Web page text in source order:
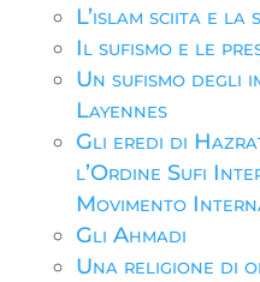
L’islam sciita e
Il sufismo e le
Un sufismo degli
Layennes
Gli eredi di
l’Ordine Sufi
Movimento
Gli Ahmadi
Una religione di